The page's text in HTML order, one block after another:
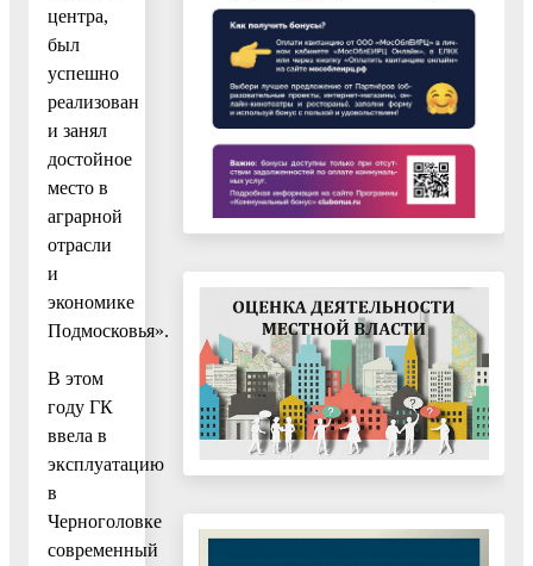
центра,
был
успешно
реализован
и занял
достойное
место в
аграрной
отрасли
и
экономике
Подмосковья».
В этом
году ГК
ввела в
эксплуатацию
в
Черноголовке
современный